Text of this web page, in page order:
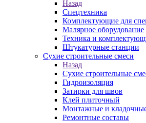
Назад
Спецтехника
Комплектующие для
Малярное оборудование
Техника и
Штукатурные станции
Сухие строительные смеси
Назад
Сухие строительные
Гидроизоляция
Затирки для швов
Клей плиточный
Монтажные и
Ремонтные составы